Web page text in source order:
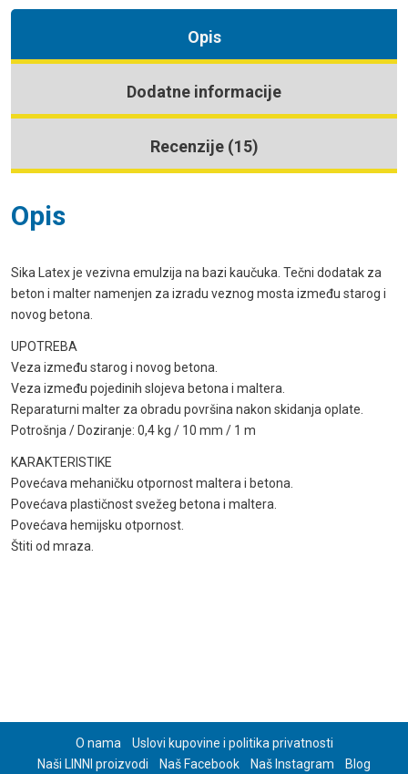
Opis
Dodatne informacije
Recenzije (15)
Opis
Sika Latex je vezivna emulzija na bazi kaučuka. Tečni dodatak za
beton i malter namenjen za izradu veznog mosta između starog i
novog betona.
UPOTREBA
Veza između starog i novog betona.
Veza između pojedinih slojeva betona i maltera.
Reparaturni malter za obradu površina nakon skidanja oplate.
Potrošnja / Doziranje: 0,4 kg / 10 mm / 1 m
KARAKTERISTIKE
Povećava mehaničku otpornost maltera i betona.
Povećava plastičnost svežeg betona i maltera.
Povećava hemijsku otpornost.
Štiti od mraza.
O nama
Uslovi kupovine i politika privatnosti
Naši LINNI proizvodi
Naš Facebook Naš Instagram Blog